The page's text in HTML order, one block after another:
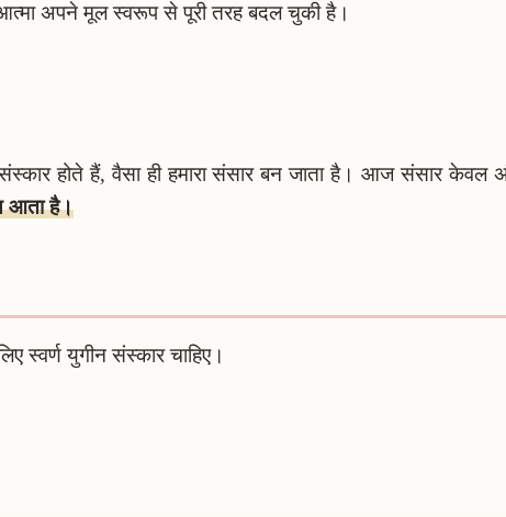
अपने मूल स्वरूप से पूरी तरह बदल चुकी है।
होते हैं, वैसा ही हमारा संसार बन जाता है। आज संसार
आता है।
स्वर्ण युगीन संस्कार चाहिए।